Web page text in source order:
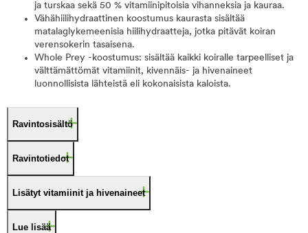
ja turskaa sekä 50 % vitamiinipitoisia vihanneksia ja kauraa.
Vähähiilihydraattinen koostumus kaurasta sisältää
matalaglykemeenisia hiilihydraatteja, jotka pitävät koiran
verensokerin tasaisena.
Whole Prey -koostumus: sisältää kaikki koiralle tarpeelliset ja
välttämättömät vitamiinit, kivennäis- ja hivenaineet
luonnollisista lähteistä eli kokonaisista kaloista.
Ravintosisältö
Ravintotiedot
Lisätyt vitamiinit ja hivenaineet
Lue lisää